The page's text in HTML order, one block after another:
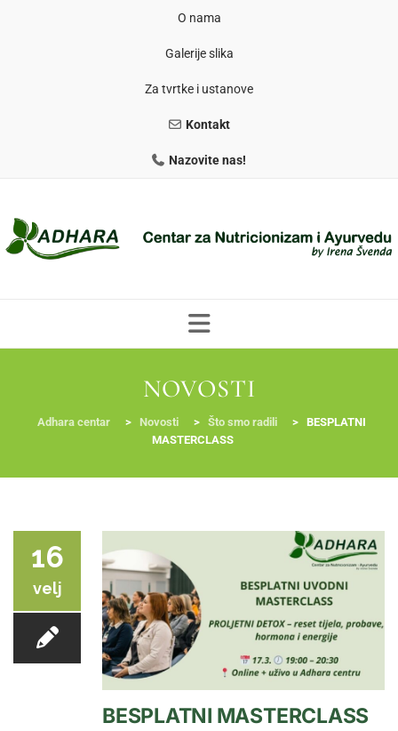
O nama
Galerije slika
Za tvrtke i ustanove
Kontakt
Nazovite nas!
PROGRAMI PREHRANE PRIRODNO MRŠAVLJENJE
NOVOSTI
Adhara centar > Novosti > Što smo radili > BESPLATNI
MASTERCLASS
16
velj
BESPLATNI MASTERCLASS